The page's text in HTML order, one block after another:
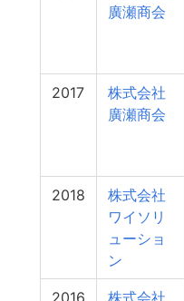
廣瀬商会
2017
株式会社
廣瀬商会
2018
株式会社
ワイソリ
ューショ
ン
2016
株式会社